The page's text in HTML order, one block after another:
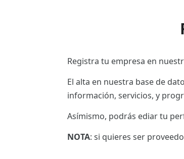
Registra tu empresa en
El alta en nuestra base de
información, servicios, y
Asímismo, podrás ediar tu
NOTA: si quieres ser